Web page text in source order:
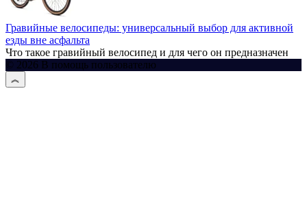
Гравийные велосипеды: универсальный выбор для активной
езды вне асфальта
Что такое гравийный велосипед и для чего он предназначен
© 2026 В помощь пользователю